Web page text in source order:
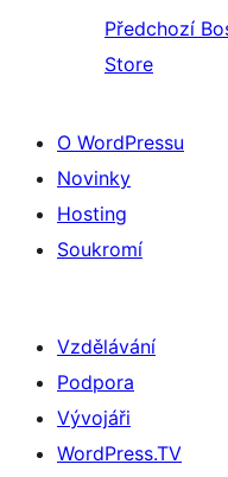
Předchozí
Store
O WordPressu
Novinky
Hosting
Soukromí
Vzdělávání
Podpora
Vývojáři
WordPress.TV